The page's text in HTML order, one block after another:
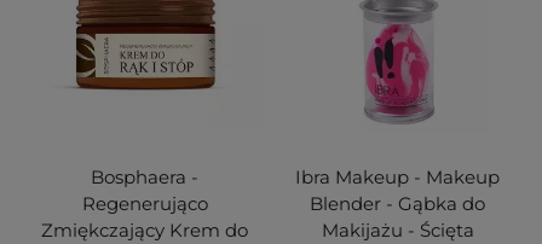
Bosphaera -
Regenerująco
Zmiękczający Krem do
Ibra Makeup - Makeup
Blender - Gąbka do
Makijażu - Ścięta